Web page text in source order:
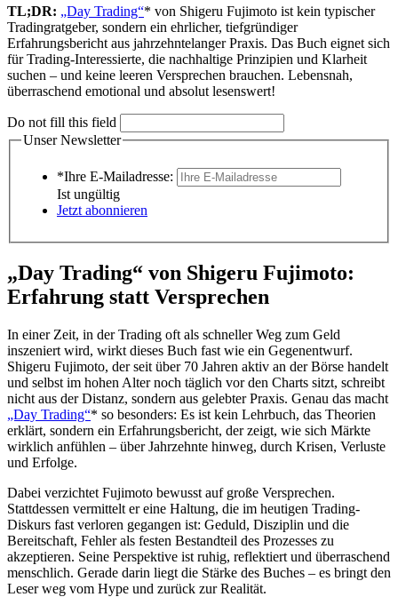
TL;DR: „Day Trading“* von Shigeru Fujimoto ist kein typischer
Tradingratgeber, sondern ein ehrlicher, tiefgründiger
Erfahrungsbericht aus jahrzehntelanger Praxis. Das Buch eignet sich
für Trading-Interessierte, die nachhaltige Prinzipien und Klarheit
suchen – und keine leeren Versprechen brauchen. Lebensnah,
überraschend emotional und absolut lesenswert!
Do not fill this field
Unser Newsletter
*Ihre E-Mailadresse:
Ist ungültig
Jetzt abonnieren
„Day Trading“ von Shigeru Fujimoto:
Erfahrung statt Versprechen
In einer Zeit, in der Trading oft als schneller Weg zum Geld
inszeniert wird, wirkt dieses Buch fast wie ein Gegenentwurf.
Shigeru Fujimoto, der seit über 70 Jahren aktiv an der Börse handelt
und selbst im hohen Alter noch täglich vor den Charts sitzt, schreibt
nicht aus der Distanz, sondern aus gelebter Praxis. Genau das macht
„Day Trading“* so besonders: Es ist kein Lehrbuch, das Theorien
erklärt, sondern ein Erfahrungsbericht, der zeigt, wie sich Märkte
wirklich anfühlen – über Jahrzehnte hinweg, durch Krisen, Verluste
und Erfolge.
Dabei verzichtet Fujimoto bewusst auf große Versprechen.
Stattdessen vermittelt er eine Haltung, die im heutigen Trading-
Diskurs fast verloren gegangen ist: Geduld, Disziplin und die
Bereitschaft, Fehler als festen Bestandteil des Prozesses zu
akzeptieren. Seine Perspektive ist ruhig, reflektiert und überraschend
menschlich. Gerade darin liegt die Stärke des Buches – es bringt den
Leser weg vom Hype und zurück zur Realität.